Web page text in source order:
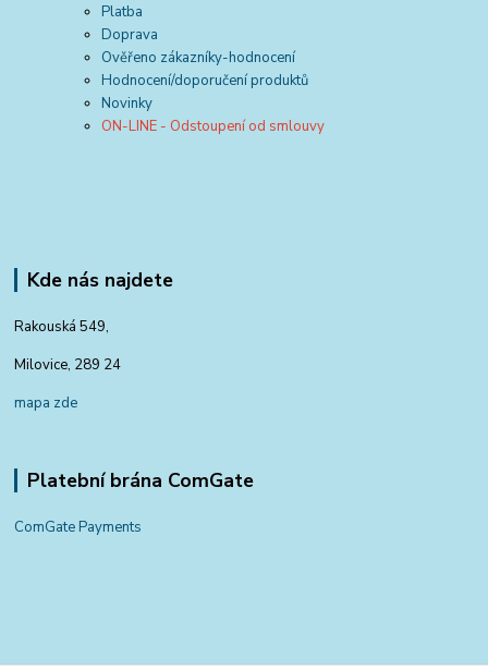
Platba
Doprava
Ověřeno zákazníky-hodnocení
Hodnocení/doporučení produktů
Novinky
ON-LINE - Odstoupení od smlouvy
Kde nás najdete
Rakouská 549,
Milovice, 289 24
mapa zde
Platební brána ComGate
ComGate Payments